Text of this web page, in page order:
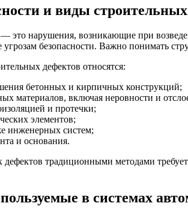
и виды
это нарушения, возникающие при
угрозам безопасности. Важно понимать
дефектов относятся:
бетонных и кирпичных конструкций;
материалов, включая неровности и
и протечки;
элементов;
инженерных систем;
и основания.
традиционными методами
в системах